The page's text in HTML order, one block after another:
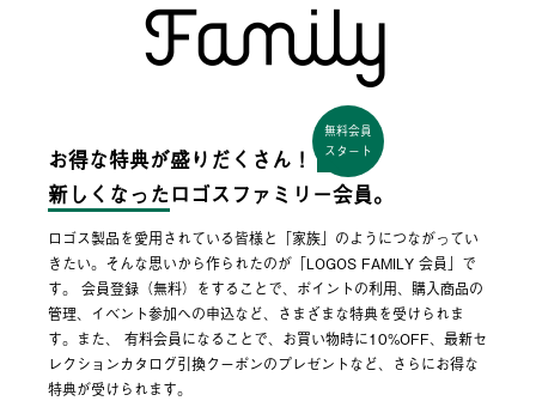
お得な特典が盛りだくさん！
無料会員
スタート
新しくなった ロゴスファミリー会員。
ロゴス製品を愛用されている皆様と「家族」のようにつながってい
きたい。そんな思いから作られたのが「LOGOS FAMILY 会員」で
す。 会員登録（無料）をすることで、ポイントの利用、購入商品の
管理、イベント参加への申込など、さまざまな特典を受けられま
す。また、 有料会員になることで、お買い物時に10%OFF、最新セ
レクションカタログ引換クーポンのプレゼントなど、さらにお得な
特典が受けられます。